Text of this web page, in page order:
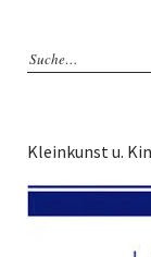
Kleinkunst u.